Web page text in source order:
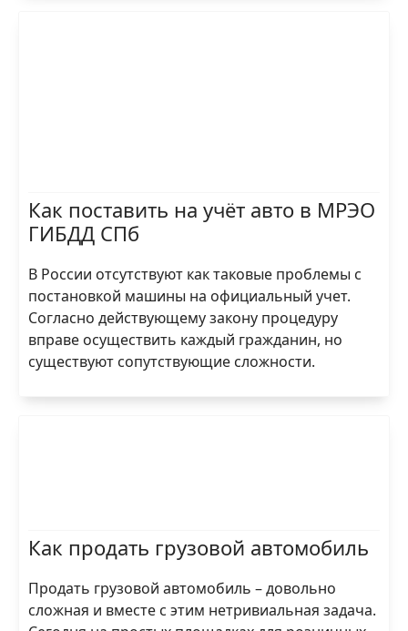
Как поставить на учёт авто в МРЭО
ГИБДД СПб
В России отсутствуют как таковые проблемы с
постановкой машины на официальный учет.
Согласно действующему закону процедуру
вправе осуществить каждый гражданин, но
существуют сопутствующие сложности.
Как продать грузовой автомобиль
Продать грузовой автомобиль – довольно
сложная и вместе с этим нетривиальная задача.